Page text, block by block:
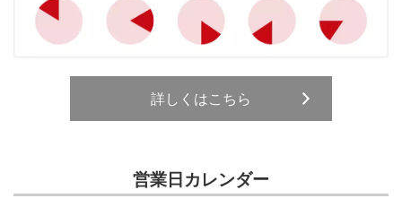
詳しくはこちら
営業日カレンダー